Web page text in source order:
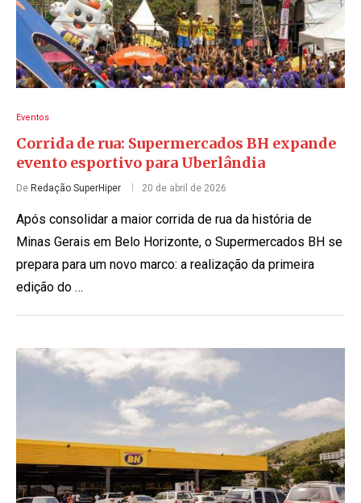
Eventos
Corrida de rua: Supermercados BH expande
evento esportivo para Uberlândia
De Redação SuperHiper 20 de abril de 2026
Após consolidar a maior corrida de rua da história de
Minas Gerais em Belo Horizonte, o Supermercados BH se
prepara para um novo marco: a realização da primeira
edição do …